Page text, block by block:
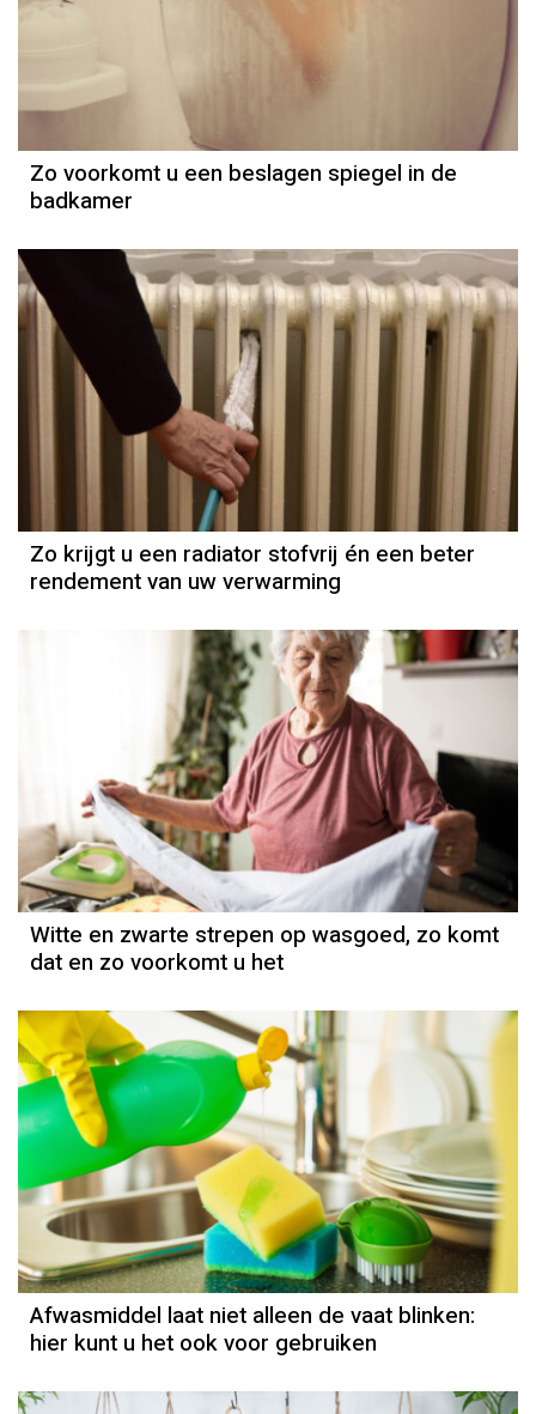
Zo voorkomt u een beslagen spiegel in de
badkamer
Zo krijgt u een radiator stofvrij én een beter
rendement van uw verwarming
Witte en zwarte strepen op wasgoed, zo komt
dat en zo voorkomt u het
Afwasmiddel laat niet alleen de vaat blinken:
hier kunt u het ook voor gebruiken